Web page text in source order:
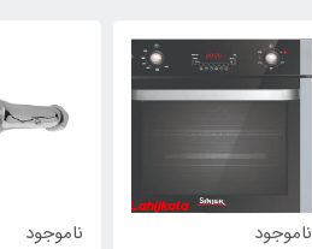
ناموجود ناموجود